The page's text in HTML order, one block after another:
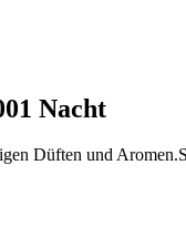
Nacht
Düften und